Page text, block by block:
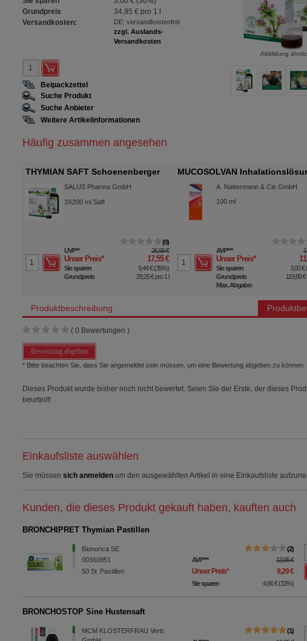
Grundpreis
34,95 €pro 1 l
Versandkosten:
DE: versandkostenfrei
zzgl. Auslands-
Versandkosten
Abbildung
Beipackzettel
Suche Produkt
Suche Anbieter
Weitere Artikelinformationen
Häufig zusammen angesehen
THYMIAN SAFT Schoenenberger
HeilpflanzensäfteSALUS Pharma GmbH
3X200 ml Saft
0
UVP** 26,99 €
Unser Preis* 17,55 €
Sie sparen 9,44 €(35%)
Grundpreis
29,25 €pro 1 l
MUCOSOLVAN
15 mg/2 mlA. Nattermann & Cie GmbH
100 ml
AVP***
Unser Preis*
Sie sparen 3,00 €(
Grundpreis
119,80 €
Max. Abgabe:
Produktbeschreibung
( 0 Bewertungen )
Bewertung abgeben
* Bitte beachten Sie, dass Sie angemeldet sein müssen, um eine Bewertung abgeben zu können.
Dieses Produkt wurde bisher noch nicht bewertet. Seien Sie der Erste, der dieses
beurteilt!
Einkaufsliste auswählen
Sie müssen sich anmelden um den ausgewählten Artikel in eine Einkaufsliste
Kunden, die dieses Produkt gekauft haben, kauften auch
BRONCHIPRET Thymian Pastillen
Bionorica SE
00360951
50St Pastillen
2
AVP*** 13,95 €
Unser Preis* 9,29 €
Sie sparen 4,66 €(33%)
BRONCHOSTOP Sine Hustensaft
MCM KLOSTERFRAU Vertr.
1